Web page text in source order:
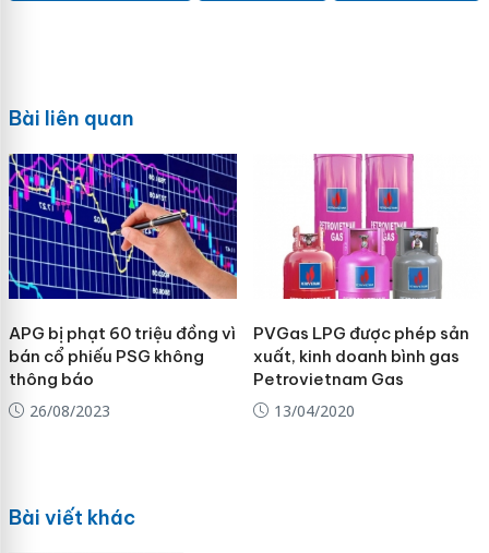
Bài liên quan
APG bị phạt 60 triệu đồng vì
bán cổ phiếu PSG không
thông báo
26/08/2023
PVGas LPG được phép sản
xuất, kinh doanh bình gas
Petrovietnam Gas
13/04/2020
Bài viết khác